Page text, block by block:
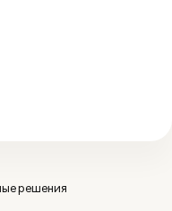
решения